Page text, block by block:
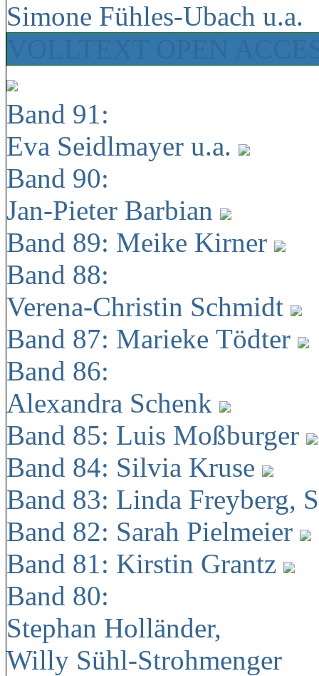
Simone Fühles-Ubach u.a.
Band 91:
Eva Seidlmayer u.a.
Band 90:
Jan-Pieter Barbian
Band 89: Meike Kirner
Band 88:
Verena-Christin Schmidt
Band 87: Marieke Tödter
Band 86:
Alexandra Schenk
Band 85: Luis Moßburger
Band 84: Silvia Kruse
Band 83: Linda Freyberg,
Band 82: Sarah Pielmeier
Band 81: Kirstin Grantz
Band 80:
Stephan Holländer,
Willy Sühl-Strohmenger